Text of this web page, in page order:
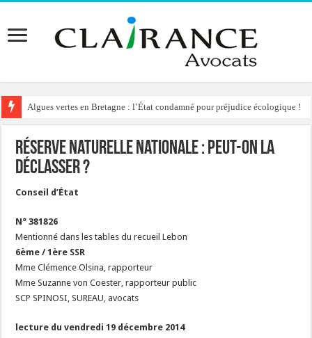
Algues vertes en Bretagne : l’État condamné pour préjudice écologique !
Réserve Naturelle Nationale : peut-on la
déclasser ?
Conseil d’État
N° 381826
Mentionné dans les tables du recueil Lebon
6ème / 1ère SSR
Mme Clémence Olsina, rapporteur
Mme Suzanne von Coester, rapporteur public
SCP SPINOSI, SUREAU, avocats
lecture du vendredi 19 décembre 2014